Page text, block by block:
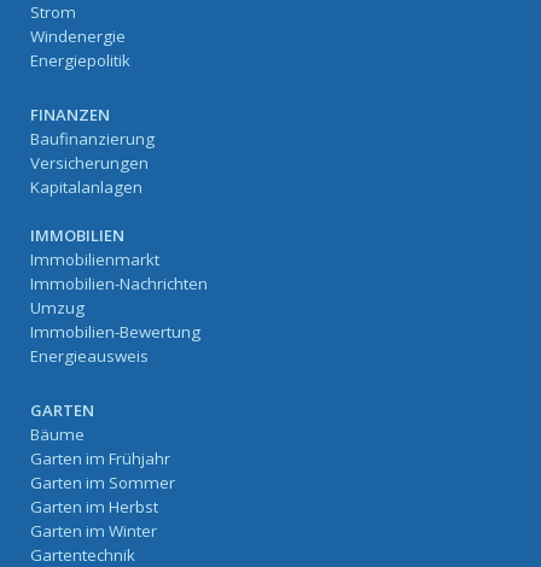
Strom
Windenergie
Energiepolitik
FINANZEN
Baufinanzierung
Versicherungen
Kapitalanlagen
IMMOBILIEN
Immobilienmarkt
Immobilien-Nachrichten
Umzug
Immobilien-Bewertung
Energieausweis
GARTEN
Bäume
Garten im Frühjahr
Garten im Sommer
Garten im Herbst
Garten im Winter
Gartentechnik